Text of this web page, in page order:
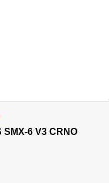
6 V3 CRNO
bila je: 299,95
više varijanti. Opcije